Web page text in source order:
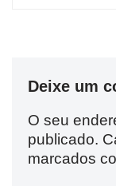
Deixe um
O seu
publicado.
marcados